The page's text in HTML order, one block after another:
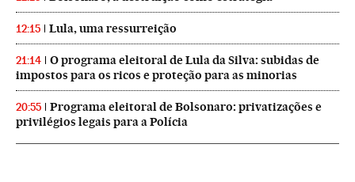
12:15 Lula, uma ressurreição
21:14
O programa eleitoral de Lula da Silva: subidas de
impostos para os ricos e proteção para as minorias
20:55
Programa eleitoral de Bolsonaro: privatizações e
privilégios legais para a Polícia